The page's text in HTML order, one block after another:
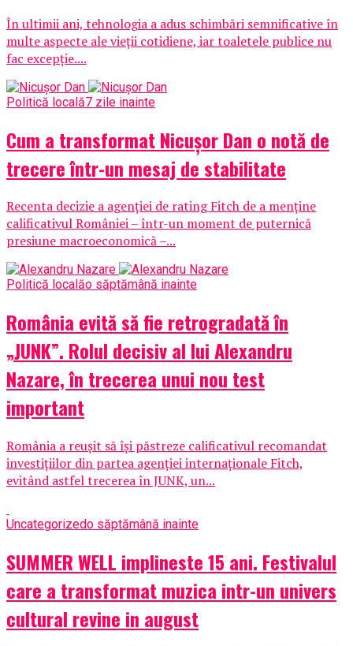
În ultimii ani, tehnologia a adus schimbări semnificative în
multe aspecte ale vieții cotidiene, iar toaletele publice nu
fac excepție....
Politică locală7 zile inainte
Cum a transformat Nicușor Dan o notă de
trecere într-un mesaj de stabilitate
Recenta decizie a agenției de rating Fitch de a menține
calificativul României – într-un moment de puternică
presiune macroeconomică –...
Politică localăo săptămână inainte
România evită să fie retrogradată în
„JUNK”. Rolul decisiv al lui Alexandru
Nazare, în trecerea unui nou test
important
România a reușit să își păstreze calificativul recomandat
investițiilor din partea agenției internaționale Fitch,
evitând astfel trecerea în JUNK, un...
Uncategorizedo săptămână inainte
SUMMER WELL implineste 15 ani. Festivalul
care a transformat muzica intr-un univers
cultural revine in august